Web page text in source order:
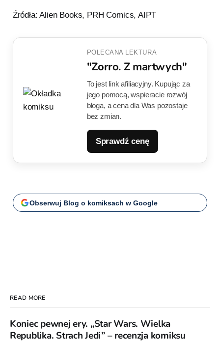
Źródła: Alien Books, PRH Comics, AIPT
POLECANA LEKTURA
"Zorro. Z martwych"
To jest link afiliacyjny. Kupując za
jego pomocą, wspieracie rozwój
bloga, a cena dla Was pozostaje
bez zmian.
Sprawdź cenę
Obserwuj Blog o komiksach w Google
READ MORE
Koniec pewnej ery. „Star Wars. Wielka
Republika. Strach Jedi” – recenzja komiksu